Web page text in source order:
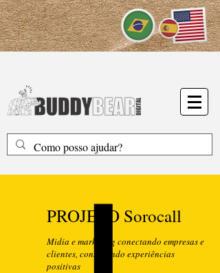
PROJETO Sorocall
Midia e marketing conectando empresas e
clientes, construindo experiências
positivas